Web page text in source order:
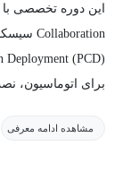
این دوره تخصصی با
مشاهده ادامه معرفی